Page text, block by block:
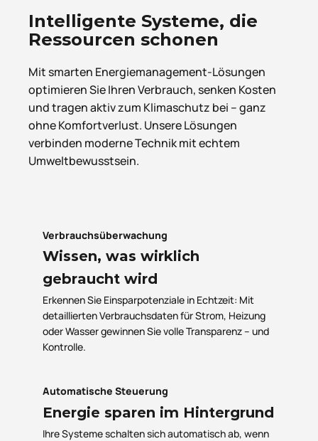
Intelligente Systeme, die
Ressourcen schonen
Mit smarten Energiemanagement-Lösungen
optimieren Sie Ihren Verbrauch, senken Kosten
und tragen aktiv zum Klimaschutz bei – ganz
ohne Komfortverlust. Unsere Lösungen
verbinden moderne Technik mit echtem
Umweltbewusstsein.
Verbrauchsüberwachung
Wissen, was wirklich
gebraucht wird
Erkennen Sie Einsparpotenziale in Echtzeit: Mit
detaillierten Verbrauchsdaten für Strom, Heizung
oder Wasser gewinnen Sie volle Transparenz – und
Kontrolle.
Automatische Steuerung
Energie sparen im Hintergrund
Ihre Systeme schalten sich automatisch ab, wenn